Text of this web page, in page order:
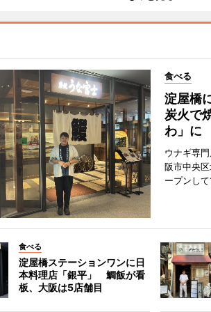
食べる
淀屋橋
炭火で
わ」に
ウナギ専
阪市中央
ープンして
食べる
淀屋橋ステーションワンに日
本料理店「銀平」 鯛飯が看
板、大阪は5店舗目